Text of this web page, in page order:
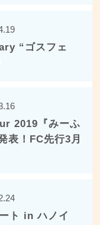
“ゴスフェ
2019『みーふ
表！FC先行3月
ート in ハノイ